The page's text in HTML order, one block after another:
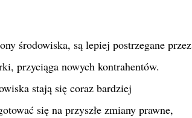
środowiska, są lepiej postrzegane przez
przyciąga nowych kontrahentów.
stają się coraz bardziej
się na przyszłe zmiany prawne,